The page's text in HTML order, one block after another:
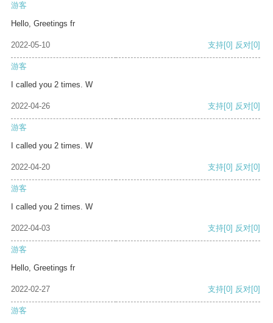
游客
Hello, Greetings fr
2022-05-10 支持[0] 反对[0]
游客
I called you 2 times. W
2022-04-26 支持[0] 反对[0]
游客
I called you 2 times. W
2022-04-20 支持[0] 反对[0]
游客
I called you 2 times. W
2022-04-03 支持[0] 反对[0]
游客
Hello, Greetings fr
2022-02-27 支持[0] 反对[0]
游客